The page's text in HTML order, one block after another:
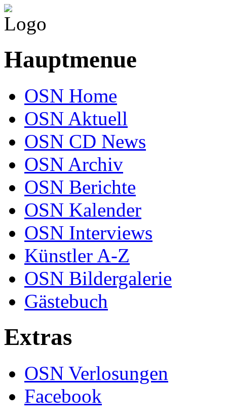
Hauptmenue
OSN Home
OSN Aktuell
OSN CD News
OSN Archiv
OSN Berichte
OSN Kalender
OSN Interviews
Künstler A-Z
OSN Bildergalerie
Gästebuch
Extras
OSN Verlosungen
Facebook